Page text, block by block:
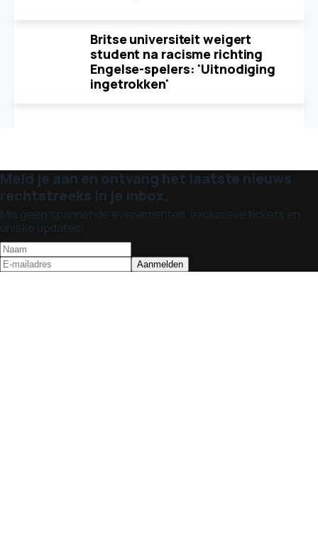
Britse universiteit weigert
student na racisme richting
Engelse-spelers: 'Uitnodiging
ingetrokken'
Meld je aan en ontvang het laatste nieuws
rechtstreeks in je inbox.
Mis geen spannende evenementen, exclusieve tickets en
unieke updates!